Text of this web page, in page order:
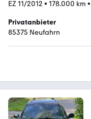
EZ 11/2012 • 178.000 km •
Privatanbieter
85375 Neufahrn